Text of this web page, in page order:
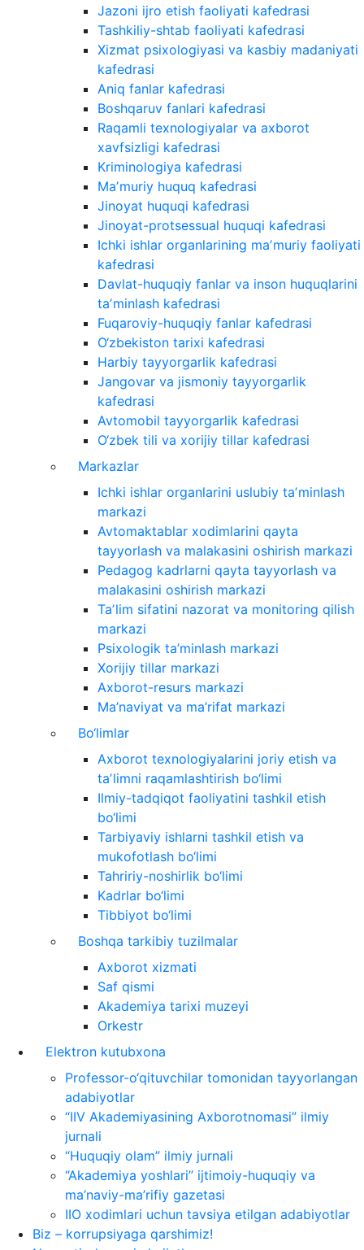
Jazoni ijro etish faoliyati kafedrasi
Tashkiliy-shtab faoliyati kafedrasi
Xizmat psixologiyasi va kasbiy madaniyati
kafedrasi
Aniq fanlar kafedrasi
Boshqaruv fanlari kafedrasi
Raqamli texnologiyalar va axborot
xavfsizligi kafedrasi
Kriminologiya kafedrasi
Maʼmuriy huquq kafedrasi
Jinoyat huquqi kafedrasi
Jinoyat-protsessual huquqi kafedrasi
Ichki ishlar organlarining maʼmuriy faoliyati
kafedrasi
Davlat-huquqiy fanlar va inson huquqlarini
taʼminlash kafedrasi
Fuqaroviy-huquqiy fanlar kafedrasi
O‘zbekiston tarixi kafedrasi
Harbiy tayyorgarlik kafedrasi
Jangovar va jismoniy tayyorgarlik
kafedrasi
Avtomobil tayyorgarlik kafedrasi
O‘zbek tili va xorijiy tillar kafedrasi
Markazlar
Ichki ishlar organlarini uslubiy taʼminlash
markazi
Avtomaktablar xodimlarini qayta
tayyorlash va malakasini oshirish markazi
Pedagog kadrlarni qayta tayyorlash va
malakasini oshirish markazi
Taʼlim sifatini nazorat va monitoring qilish
markazi
Psixologik ta’minlash markazi
Xorijiy tillar markazi
Axborot-resurs markazi
Ma’naviyat va ma’rifat markazi
Bo‘limlar
Axborot texnologiyalarini joriy etish va
taʼlimni raqamlashtirish bo‘limi
Ilmiy-tadqiqot faoliyatini tashkil etish
bo‘limi
Tarbiyaviy ishlarni tashkil etish va
mukofotlash bo‘limi
Tahririy-noshirlik bo‘limi
Kadrlar bo‘limi
Tibbiyot bo‘limi
Boshqa tarkibiy tuzilmalar
Axborot xizmati
Saf qismi
Akademiya tarixi muzeyi
Orkestr
Elektron kutubxona
Professor-o‘qituvchilar tomonidan tayyorlangan
adabiyotlar
“IIV Akademiyasining Axborotnomasi” ilmiy
jurnali
“Huquqiy olam” ilmiy jurnali
“Akademiya yoshlari” ijtimoiy-huquqiy va
ma’naviy-ma’rifiy gazetasi
IIO xodimlari uchun tavsiya etilgan adabiyotlar
Biz – korrupsiyaga qarshimiz!